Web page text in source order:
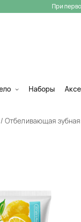
При
Наборы
Отбеливающая